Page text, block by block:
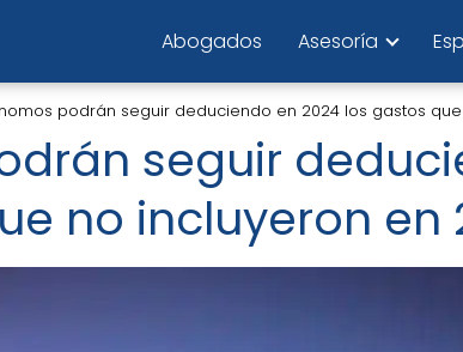
Abogados Asesoría
podrán seguir deduciendo en 2024 los gastos
seguir
no incluyeron en